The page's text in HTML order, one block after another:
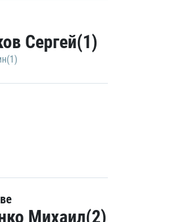
Сергей(1)
Михаил(2)